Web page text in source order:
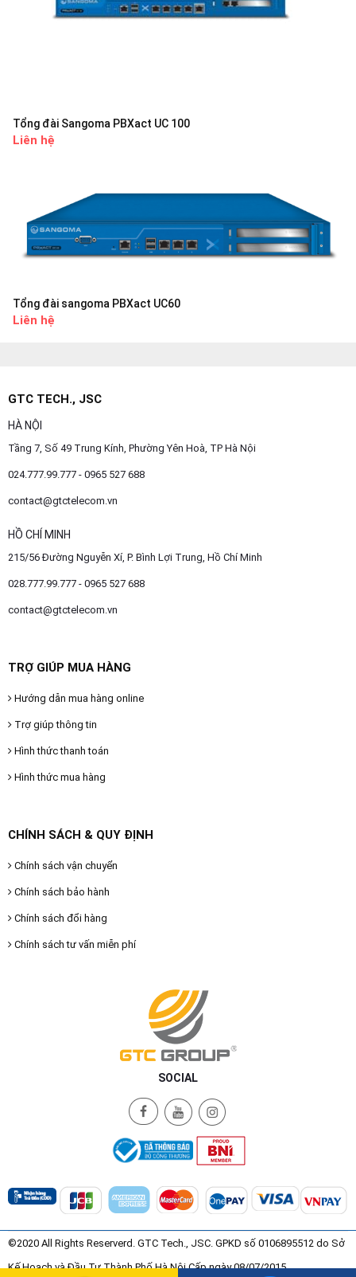
Tổng đài Sangoma PBXact UC 100
Liên hệ
Tổng đài sangoma PBXact UC60
Liên hệ
GTC TECH., JSC
HÀ NỘI
Tầng 7, Số 49 Trung Kính, Phường Yên Hoà, TP Hà Nội
024.777.99.777 - 0965 527 688
contact@gtctelecom.vn
HỒ CHÍ MINH
215/56 Đường Nguyễn Xí, P. Bình Lợi Trung, Hồ Chí Minh
028.777.99.777 - 0965 527 688
contact@gtctelecom.vn
TRỢ GIÚP MUA HÀNG
Hướng dẫn mua hàng online
Trợ giúp thông tin
Hình thức thanh toán
Hình thức mua hàng
CHÍNH SÁCH & QUY ĐỊNH
Chính sách vận chuyển
Chính sách bảo hành
Chính sách đổi hàng
Chính sách tư vấn miễn phí
SOCIAL
©2020 All Rights Reserverd. GTC Tech., JSC. GPKD số 0106895512 do Sở
Kế Hoạch và Đầu Tư Thành Phố Hà Nội Cấp ngày 08/07/2015